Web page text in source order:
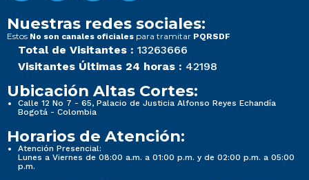
Nuestras redes sociales:
Estos No son canales oficiales para tramitar PQRSDF
Total de Visitantes : 13263666
Visitantes Últimas 24 horas : 42198
Ubicación Altas Cortes:
Calle 12 No 7 - 65, Palacio de Justicia Alfonso Reyes Echandía
Bogotá - Colombia
Horarios de Atención:
Atención Presencial:
Lunes a Viernes de 08:00 a.m. a 01:00 p.m. y de 02:00 p.m. a 05:00
p.m.